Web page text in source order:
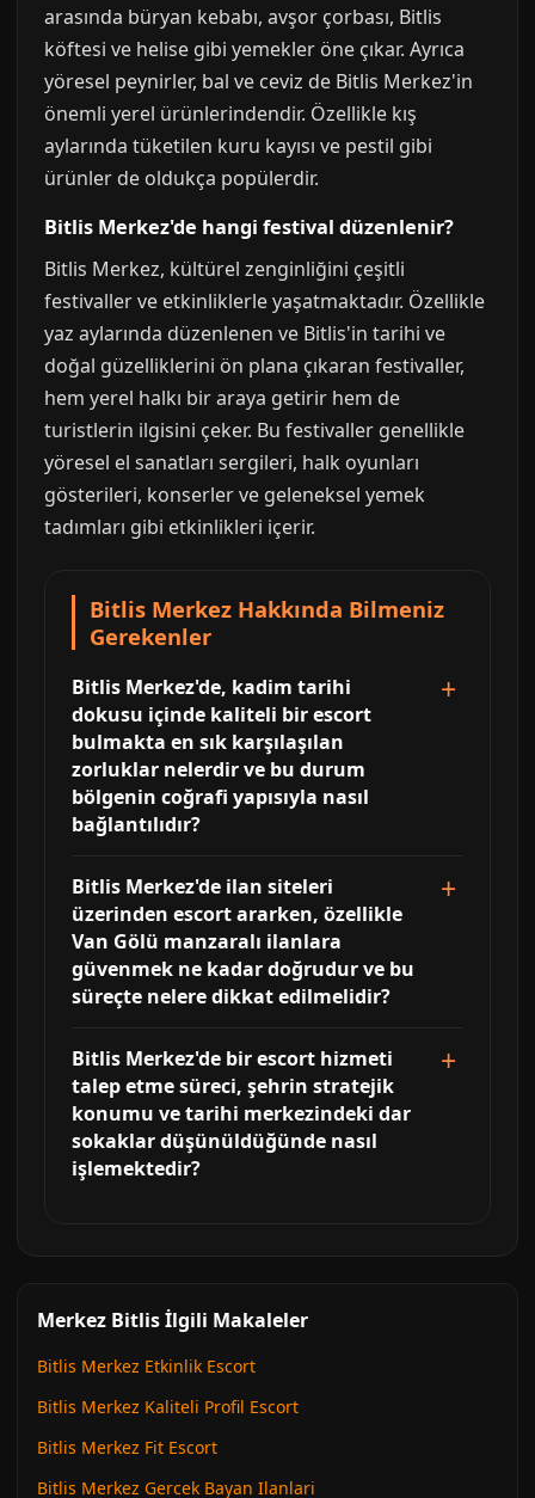
arasında büryan kebabı, avşor çorbası, Bitlis
köftesi ve helise gibi yemekler öne çıkar. Ayrıca
yöresel peynirler, bal ve ceviz de Bitlis Merkez'in
önemli yerel ürünlerindendir. Özellikle kış
aylarında tüketilen kuru kayısı ve pestil gibi
ürünler de oldukça popülerdir.
Bitlis Merkez'de hangi festival düzenlenir?
Bitlis Merkez, kültürel zenginliğini çeşitli
festivaller ve etkinliklerle yaşatmaktadır. Özellikle
yaz aylarında düzenlenen ve Bitlis'in tarihi ve
doğal güzelliklerini ön plana çıkaran festivaller,
hem yerel halkı bir araya getirir hem de
turistlerin ilgisini çeker. Bu festivaller genellikle
yöresel el sanatları sergileri, halk oyunları
gösterileri, konserler ve geleneksel yemek
tadımları gibi etkinlikleri içerir.
Bitlis Merkez Hakkında Bilmeniz
Gerekenler
Bitlis Merkez'de, kadim tarihi
dokusu içinde kaliteli bir escort
bulmakta en sık karşılaşılan
zorluklar nelerdir ve bu durum
bölgenin coğrafi yapısıyla nasıl
bağlantılıdır?
Bitlis Merkez'de ilan siteleri
üzerinden escort ararken, özellikle
Van Gölü manzaralı ilanlara
güvenmek ne kadar doğrudur ve bu
süreçte nelere dikkat edilmelidir?
Bitlis Merkez'de bir escort hizmeti
talep etme süreci, şehrin stratejik
konumu ve tarihi merkezindeki dar
sokaklar düşünüldüğünde nasıl
işlemektedir?
Merkez Bitlis İlgili Makaleler
Bitlis Merkez Etkinlik Escort
Bitlis Merkez Kaliteli Profil Escort
Bitlis Merkez Fit Escort
Bitlis Merkez Gercek Bayan Ilanlari